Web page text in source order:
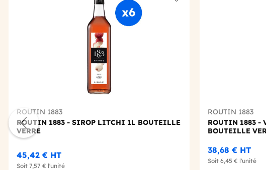
ROUTIN 1883
ROUTIN 1883 - SIROP LITCHI 1L BOUTEILLE
VERRE
45,42 € HT
Soit 7,57 € l'unité
ROUTIN 1883
ROUTIN 1883 -
BOUTEILLE
38,68 € HT
Soit 6,45 € l'unité